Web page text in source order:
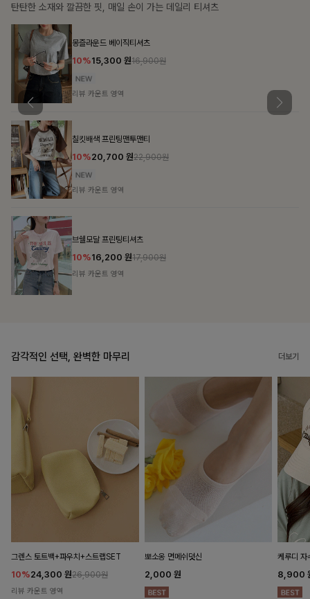
특별한 날부터 일상까지 함께하는 룩
쥬빌스트링 포켓원피스
17%48,900원58,900원
리뷰 카운트 영역
블룬티 나시원피스+셔츠SET
15%31,900 원37,500원
리뷰 카운트 영역
감각적인 선택, 완벽한 마무리 더보기
그렌스 토트백+파우치+스트랩SET
10%24,300 원26,900원
리뷰 카운트 영역
뽀소옹 면메쉬덧신
2,000 원
케루디 자
8,900